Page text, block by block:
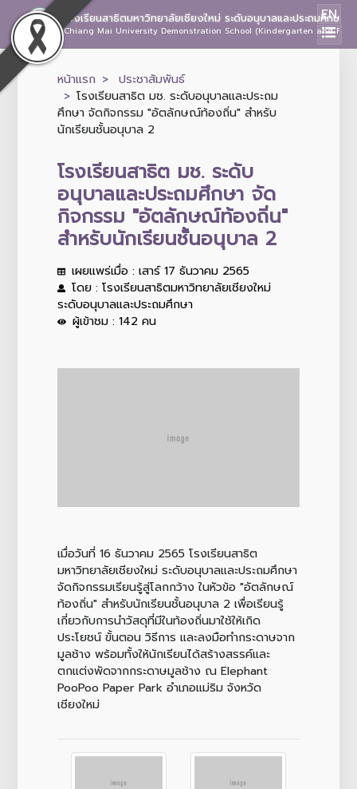
โรงเรียนสาธิตมหาวิทยาลัยเชียงใหม่ ระดับอนุบาลและประถมศึกษา
Chiang Mai University Demonstration School (Kindergarten and
EN
หน้าแรก
ประชาสัมพันธ์
โรงเรียนสาธิต มช. ระดับอนุบาลและประถม
ศึกษา จัดกิจกรรม "อัตลักษณ์ท้องถิ่น" สำหรับ
นักเรียนชั้นอนุบาล 2
โรงเรียนสาธิต มช. ระดับ
อนุบาลและประถมศึกษา จัด
กิจกรรม "อัตลักษณ์ท้องถิ่น"
สำหรับนักเรียนชั้นอนุบาล 2
เผยแพร่เมื่อ : เสาร์ 17 ธันวาคม 2565
โดย : โรงเรียนสาธิตมหาวิทยาลัยเชียงใหม่
ระดับอนุบาลและประถมศึกษา
ผู้เข้าชม : 142 คน
เมื่อวันที่ 16 ธันวาคม 2565 โรงเรียนสาธิต
มหาวิทยาลัยเชียงใหม่ ระดับอนุบาลและประถมศึกษา
จัดกิจกรรมเรียนรู้สู่โลกกว้าง ในหัวข้อ "อัตลักษณ์
ท้องถิ่น" สำหรับนักเรียนชั้นอนุบาล 2 เพื่อเรียนรู้
เกี่ยวกับการนำวัสดุที่มีในท้องถิ่นมาใช้ให้เกิด
ประโยชน์ ขั้นตอน วิธีการ และลงมือทำกระดาษจาก
มูลช้าง พร้อมทั้งให้นักเรียนได้สร้างสรรค์และ
ตกแต่งพัดจากกระดาษมูลช้าง ณ Elephant
PooPoo Paper Park อำเภอแม่ริม จังหวัด
เชียงใหม่